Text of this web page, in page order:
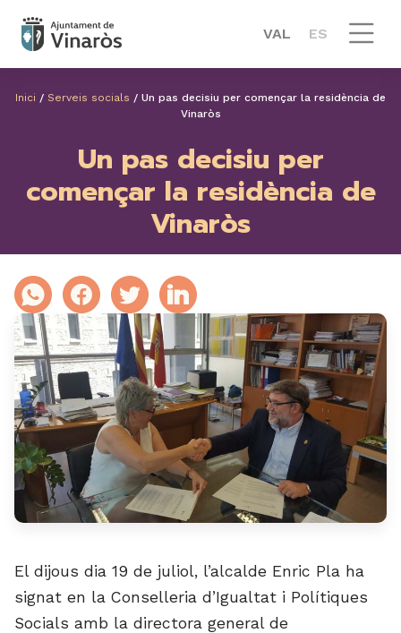
VAL ES
Inici / Serveis socials / Un pas decisiu per començar la residència de
Vinaròs
Un pas decisiu per
començar la residència de
Vinaròs
El dijous dia 19 de juliol, l’alcalde Enric Pla ha
signat en la Conselleria d’Igualtat i Polítiques
Socials amb la directora general de